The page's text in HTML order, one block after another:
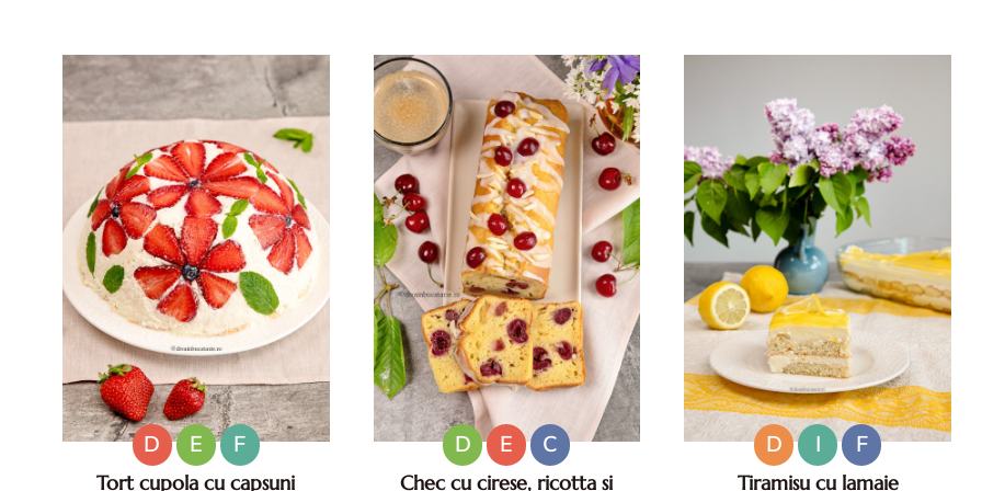
sanatoase.
35°C.
caise. Prajitura pufoasa cu caise.
D E F
Tort cupola cu capsuni
D E C
Chec cu cirese, ricotta si
D I F
Tiramisu cu lamaie